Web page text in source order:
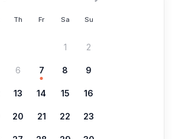
Th Fr Sa Su
1 2
6 7 8 9
13 14 15 16
20 21 22 23